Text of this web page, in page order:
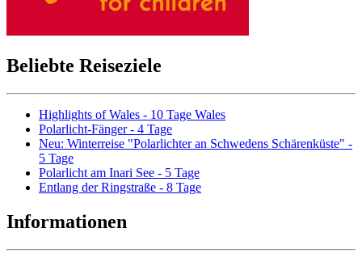
Beliebte Reiseziele
Highlights of Wales - 10 Tage Wales
Polarlicht-Fänger - 4 Tage
Neu: Winterreise "Polarlichter an Schwedens Schärenküste" -
5 Tage
Polarlicht am Inari See - 5 Tage
Entlang der Ringstraße - 8 Tage
Informationen